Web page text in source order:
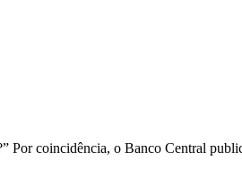
Por coincidência, o Banco Central